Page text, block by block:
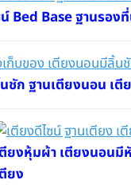
Bed Base ฐานรอง
ชัก ฐานเตียงนอน เตี
ยงหุ้มผ้า เตียงนอนมี
ยง